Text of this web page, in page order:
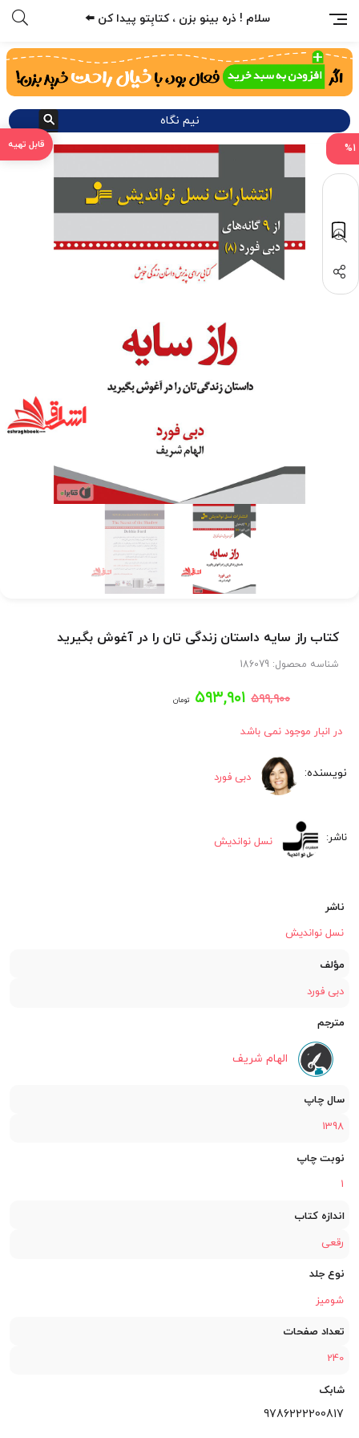
سلام ! ذره بینو بزن ، کتابِتو پیدا کن ⬅️
نیم نگاه
کتاب راز سایه داستان زندگی تان را در آغوش بگیرید
شناسه محصول: 186079
۵۹۹,۹۰۰ قیمت
اصلی:
۵۹۳,۹۰۱ تومانقیمت
در انبار موجود نمی باشد
دبی فورد
نسل نواندیش
ناشر
نسل نواندیش
مؤلف
دبی فورد
مترجم
الهام شریف
سال چاپ
1398
نوبت چاپ
1
اندازه کتاب
رقعی
نوع جلد
شومیز
تعداد صفحات
240
شابک
9786222200817